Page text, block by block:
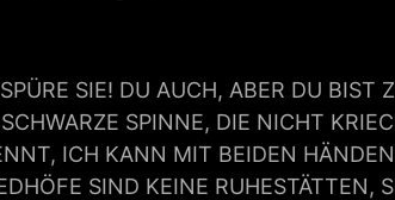
SIE! DU AUCH, ABER DU BIST
SPINNE, DIE NICHT
ICH KANN MIT BEIDEN
SIND KEINE RUHESTÄTTEN,